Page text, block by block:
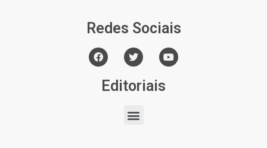
Redes Sociais
Editoriais